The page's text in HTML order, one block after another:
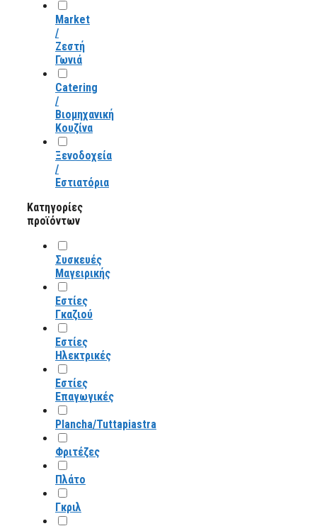
Market
/
Ζεστή
Γωνιά
Catering
/
Βιομηχανική
Κουζίνα
Ξενοδοχεία
/
Εστιατόρια
Κατηγορίες
προϊόντων
Συσκευές
Μαγειρικής
Εστίες
Γκαζιού
Εστίες
Ηλεκτρικές
Εστίες
Επαγωγικές
Plancha/Tuttapiastra
Φριτέζες
Πλάτο
Γκριλ